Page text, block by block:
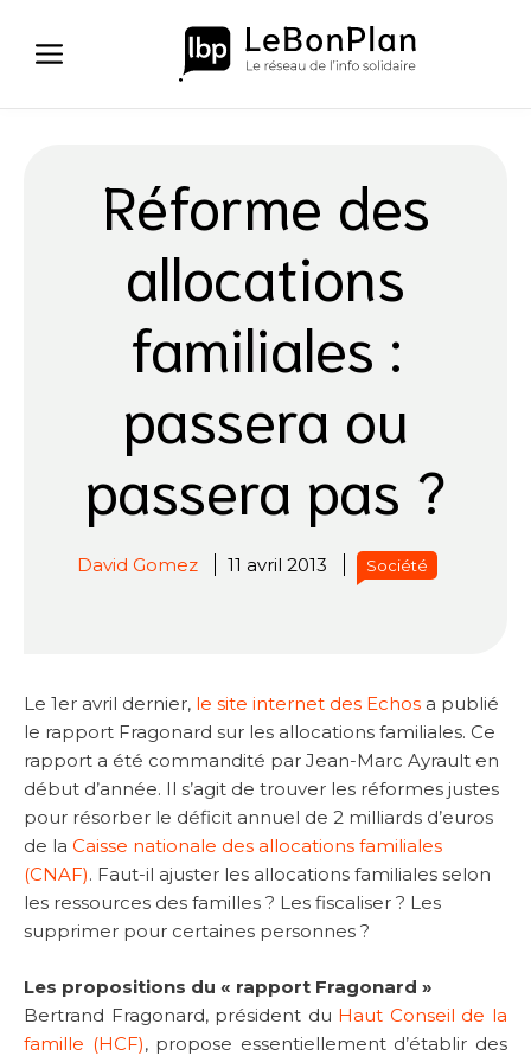
contenu
Réforme des
allocations
familiales :
passera ou
passera pas ?
David Gomez 11 avril 2013 Société
Le 1er avril dernier, le site internet des Echos a publié
le rapport Fragonard sur les allocations familiales. Ce
rapport a été commandité par Jean-Marc Ayrault en
début d’année. Il s’agit de trouver les réformes justes
pour résorber le déficit annuel de 2 milliards d’euros
de la Caisse nationale des allocations familiales
(CNAF). Faut-il ajuster les allocations familiales selon
les ressources des familles ? Les fiscaliser ? Les
supprimer pour certaines personnes ?
Les propositions du « rapport Fragonard »
Bertrand Fragonard, président du Haut Conseil de la
famille (HCF), propose essentiellement d’établir des